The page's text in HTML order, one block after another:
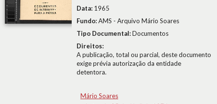
Data: 1965
Fundo:AMS - Arquivo Mário Soares
Tipo Documental:Documentos
Direitos:
A publicação, total ou parcial, deste documento
exige prévia autorização da entidade
detentora.
Mário Soares